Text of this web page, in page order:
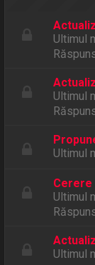
Ultimul
Ultimul
Ultimul
Cerere
Ultimul
Ultimul